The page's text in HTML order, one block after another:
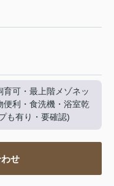
可・最上階メゾネッ
便利・食洗機・浴室乾
も有り・要確認)
せ